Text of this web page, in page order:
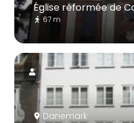
Église réformée de
67 m
Danemark